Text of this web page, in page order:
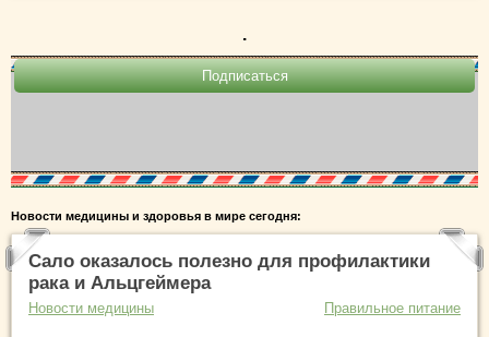
.
Новости медицины и здоровья в мире сегодня:
Сало оказалось полезно для профилактики
рака и Альцгеймера
Новости медицины Правильное питание